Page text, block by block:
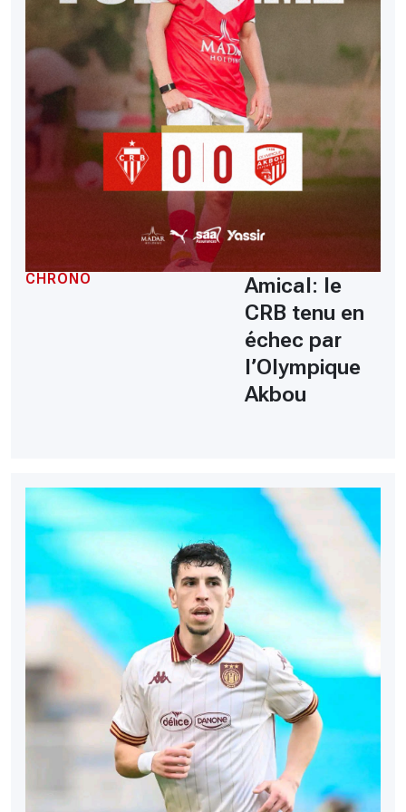
CHRONO
Amical: le
CRB tenu en
échec par
l’Olympique
Akbou